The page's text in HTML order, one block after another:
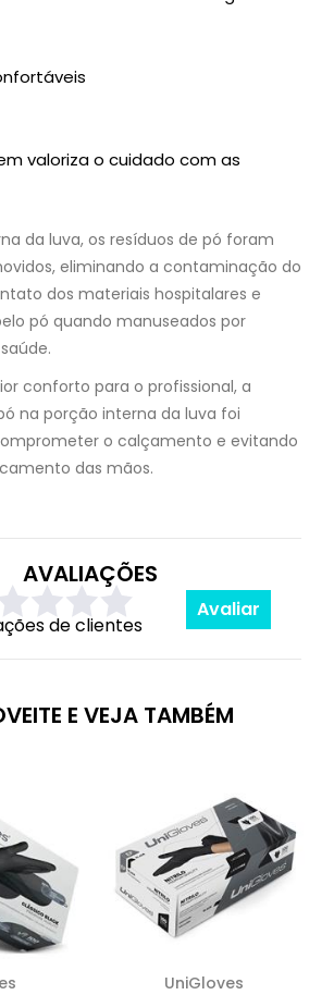
valoriza o cuidado com as
da luva, os resíduos de pó foram
eliminando a contaminação do
dos materiais hospitalares e
pó quando manuseados por
conforto para o profissional, a
na porção interna da luva foi
o calçamento e evitando
das mãos.
AVALIAÇÕES
de clientes
Avaliar
E VEJA TAMBÉM
UniGloves